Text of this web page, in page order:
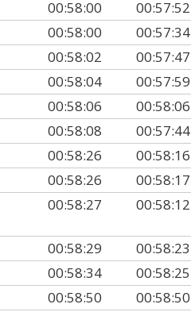
00:58:00 00:57:52
00:58:00 00:57:34
00:58:02 00:57:47
00:58:04 00:57:59
00:58:06 00:58:06
00:58:08 00:57:44
00:58:26 00:58:16
00:58:26 00:58:17
00:58:27 00:58:12
00:58:29 00:58:23
00:58:34 00:58:25
00:58:50 00:58:50